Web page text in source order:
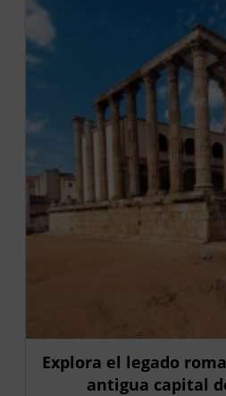
Explora el legado
antigua capital